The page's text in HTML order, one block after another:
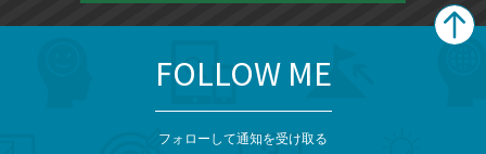
FOLLOW ME
フォローして通知を受け取る